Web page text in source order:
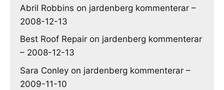
Abril Robbins on jardenberg kommenterar –
2008-12-13
Best Roof Repair on jardenberg kommenterar
– 2008-12-13
Sara Conley on jardenberg kommenterar –
2009-11-10